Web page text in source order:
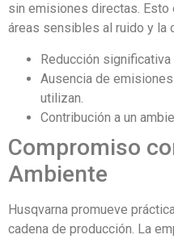
sin emisiones directas.
áreas sensibles al ruido y la
Reducción significativa
Ausencia de
utilizan.
Contribución a un
Compromiso
Ambiente
Husqvarna promueve
cadena de producción. La